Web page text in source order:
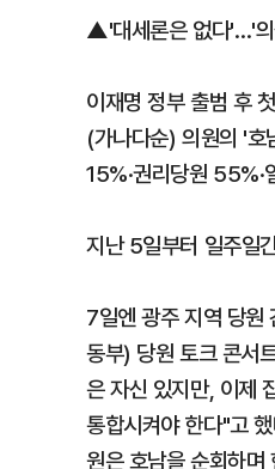
▲'대세론은 없다'…'
이재명 정부 출범 후
(가나다순) 의원의 '호
15%·권리당원
지난 5일부터 일주일
7일엔 광주 지역 당원
동부) 당원 토크 콘서
은 자신 있지만, 이제
통합시켜야 한다"고
원은 호남을 순회하며